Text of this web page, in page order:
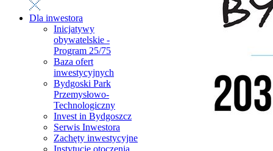
Dla inwestora
Inicjatywy
obywatelskie -
Program 25/75
Baza ofert
inwestycyjnych
Bydgoski Park
Przemysłowo-
Technologiczny
Invest in Bydgoszcz
Serwis Inwestora
Zachęty inwestycyjne